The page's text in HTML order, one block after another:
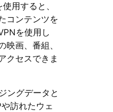
用すると、
コンテンツを
を使用し
映画、番組、
クセスできま
ングデータと
訪れたウェ